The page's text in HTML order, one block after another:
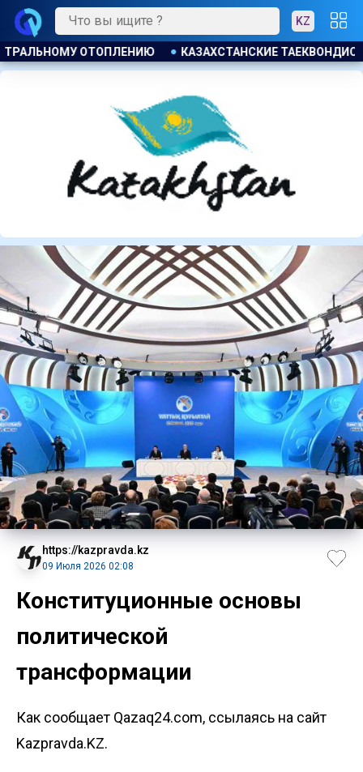
KZ
ТАЕКВОНДИСТЫ ЗАВОЕВАЛИ ЧЕТЫРЕ МЕДАЛИ НА
https://kazpravda.kz
09 Июля 2026 02:08
Конституционные основы
политической
трансформации
Как сообщает Qazaq24.com, ссылаясь на сайт
Kazpravda.KZ.